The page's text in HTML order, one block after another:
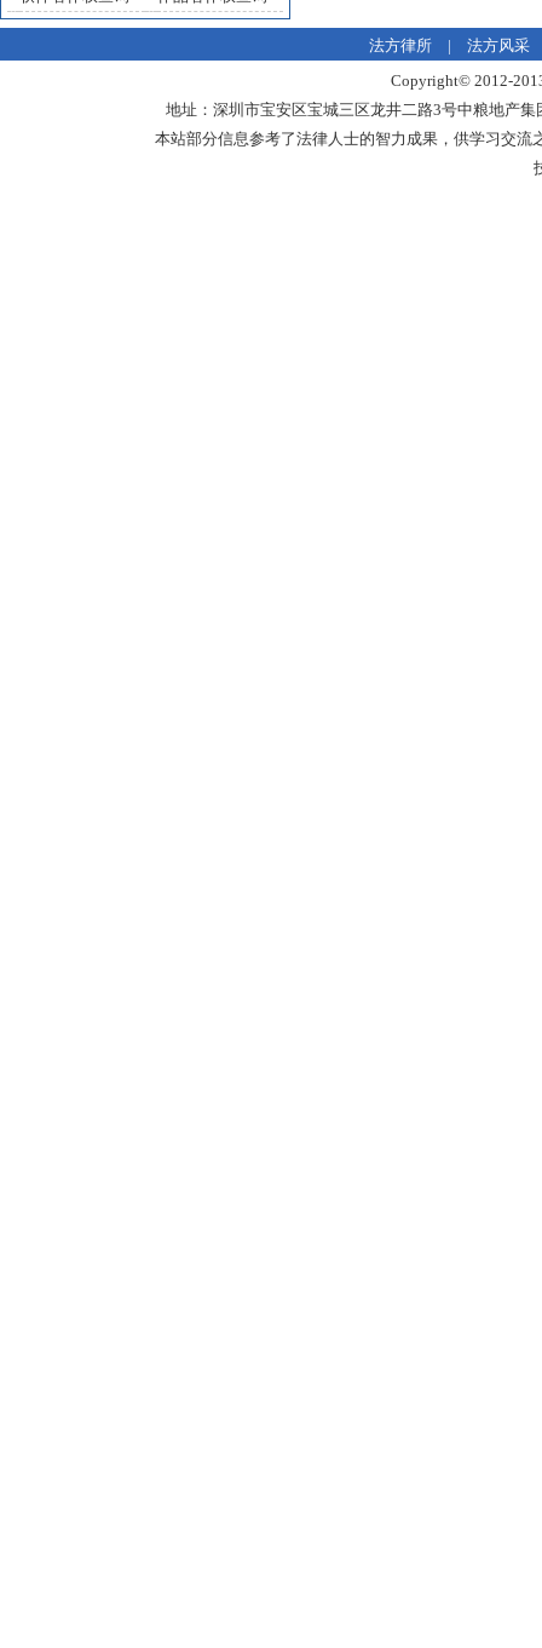
法方律所 |法方风采
Copyright© 2012-
地址：深圳市宝安区宝城三区龙井二路3号中粮地产
本站部分信息参考了法律人士的智力成果，供学习交